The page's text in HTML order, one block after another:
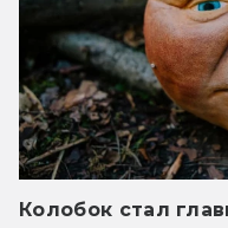
Колобок стал